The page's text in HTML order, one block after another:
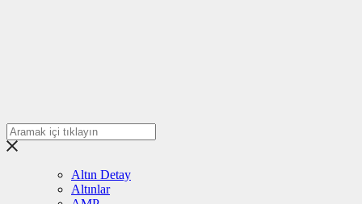
Altın Detay
Altınlar